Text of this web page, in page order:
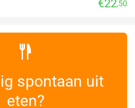
€22,50
spontaan uit
eten?